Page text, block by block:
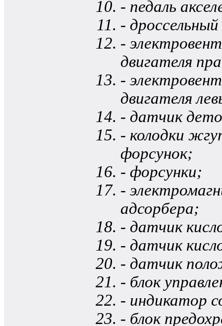
- педаль
-
-
двигателя
-
двигателя
- датчик
- колодки
форсунок;
- форсунки;
-
адсорбера;
- датчик
- датчик
- датчик
- блок
- индикатор
- блок